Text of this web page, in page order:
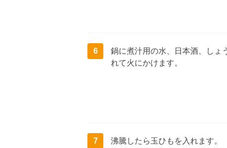
6
鍋に煮汁用の水、日本酒、しょ
れて火にかけます。
7
沸騰したら玉ひもを入れます。